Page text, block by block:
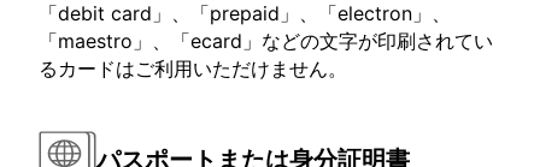
「debit card」、「prepaid」、「electron」、
「maestro」、「ecard」などの文字が印刷されてい
るカードはご利用いただけません。
パスポートまたは身分証明書